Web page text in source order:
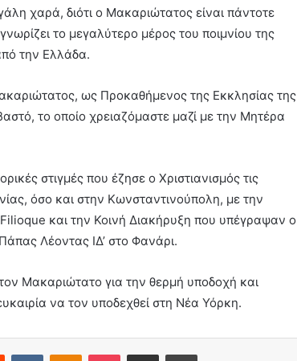
χαρά, διότι ο Μακαριώτατος είναι πάντοτε
το μεγαλύτερο μέρος του ποιμνίου της
την Ελλάδα.
ως Προκαθήμενος της Εκκλησίας της
το οποίο χρειαζόμαστε μαζί με την Μητέρα
στιγμές που έζησε ο Χριστιανισμός τις
όσο και στην Κωνσταντινούπολη, με την
και την Κοινή Διακήρυξη που υπέγραψαν ο
Λέοντας ΙΔ’ στο Φανάρι.
Μακαριώτατο για την θερμή υποδοχή και
να τον υποδεχθεί στη Νέα Υόρκη.
Reddit VKontakteOdnoklassniki
Pocket Share via Email Print